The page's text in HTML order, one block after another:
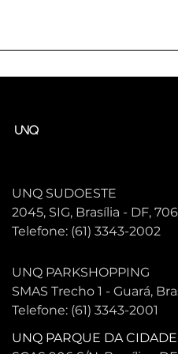
UNQ SUDOESTE
2045, SIG, Brasília - DF,
Telefone: (61) 3343-2002
UNQ PARKSHOPPING
SMAS Trecho 1 - Guará,
Telefone: (61) 3343-2001
UNQ PARQUE DA CIDADE